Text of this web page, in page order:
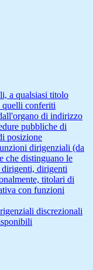
a qualsiasi titolo
conferiti
di indirizzo
pubbliche di
posizione
dirigenziali (da
che distinguano le
dirigenti, dirigenti
titolari di
con funzioni
discrezionali